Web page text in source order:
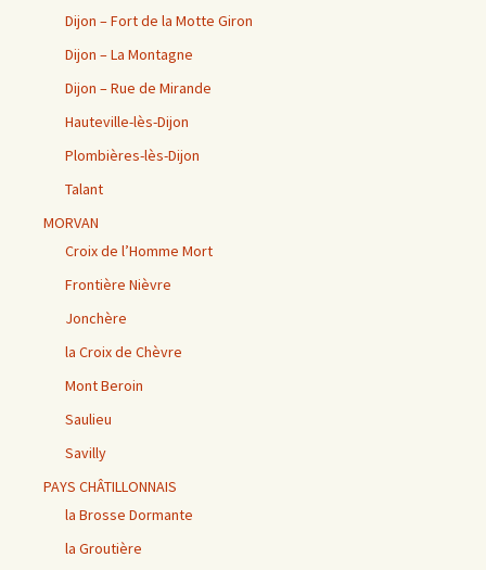
Dijon – Fort de la Motte Giron
Dijon – La Montagne
Dijon – Rue de Mirande
Hauteville-lès-Dijon
Plombières-lès-Dijon
Talant
MORVAN
Croix de l’Homme Mort
Frontière Nièvre
Jonchère
la Croix de Chèvre
Mont Beroin
Saulieu
Savilly
PAYS CHÂTILLONNAIS
la Brosse Dormante
la Groutière